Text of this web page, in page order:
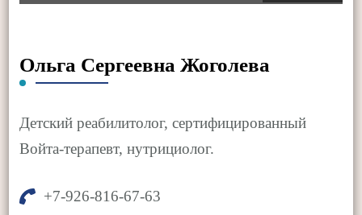
Ольга Сергеевна Жоголева
Детский реабилитолог, сертифицированный
Войта-терапевт, нутрициолог.
+7-926-816-67-63